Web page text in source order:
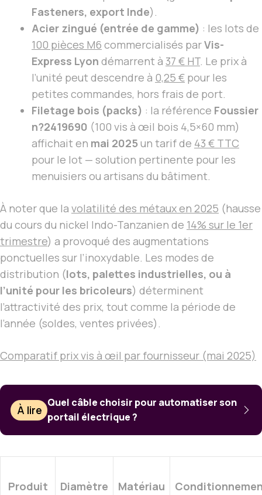
Fasteners, export Inde).
Acier zingué (entrée de gamme) : les lots de
100 pièces M6 commercialisés parVis-
Express Lyon démarrent à 37 € HT. Le prix à
l’unité peut descendre à 0,25 € pour les
petites commandes, hors frais de port.
Filetage bois (packs) : la référence Foussier
n?2419690 (100 vis à œil bois 4,5×60 mm)
affichait en mai 2025un tarif de 43 € TTC
pour le lot — solution pertinente pour les
menuisiers ou artisans du bâtiment.
À noter que la volatilité des métaux en 2025 (hausse
du cours du nickel Indo-Tanzanien de 14% sur le 1er
trimestre) a provoqué des augmentations
ponctuelles sur l’inoxydable. Les modes de
distribution (lots, palettes industrielles, ou à
l’unité pour les bricoleurs) déterminent
l’attractivité des prix, tout comme la période de
l’année (soldes, ventes privées).
Comparatif prix vis à œil par fournisseur (mai 2025)
À lire
Quel câble choisir pour automatiser son
portail électrique ?
Produit Diamètre Matériau